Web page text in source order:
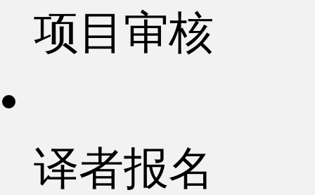
项目审核
译者报名